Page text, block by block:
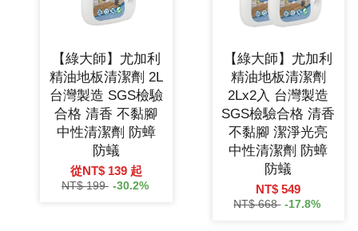
【綠大師】尤加利
精油地板清潔劑 2L
台灣製造 SGS檢驗
合格 清香 不黏腳
中性清潔劑 防蟑
防蟻
從NT$ 139 起
NT$ 199 -30.2%
【綠大師】尤加利
精油地板清潔劑
2Lx2入 台灣製造
SGS檢驗合格 清香
不黏腳 潔淨光亮
中性清潔劑 防蟑
防蟻
NT$ 549
NT$ 668 -17.8%